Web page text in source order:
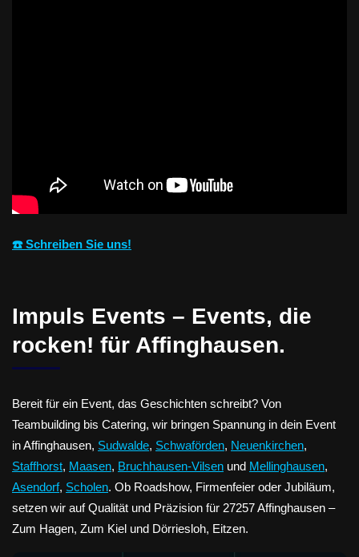
☎️ Schreiben Sie uns!
Impuls Events – Events, die
rocken! für Affinghausen.
Bereit für ein Event, das Geschichten schreibt? Von
Teambuilding bis Catering, wir bringen Spannung in dein Event
in Affinghausen, Sudwalde, Schwaförden, Neuenkirchen,
Staffhorst, Maasen, Bruchhausen-Vilsen und Mellinghausen,
Asendorf, Scholen. Ob Roadshow, Firmenfeier oder Jubiläum,
setzen wir auf Qualität und Präzision für 27257 Affinghausen –
Zum Hagen, Zum Kiel und Dörriesloh, Eitzen.